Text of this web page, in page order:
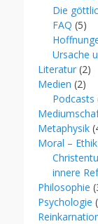
Die
FAQ (5)
Ursache
Literatur (2)
Medien (2)
Podcasts
Metaphysik
Moral –
innere
Philosophie
Psychologie